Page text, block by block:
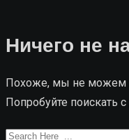
Ничего не
Похоже, мы не можем
Попробуйте поискать